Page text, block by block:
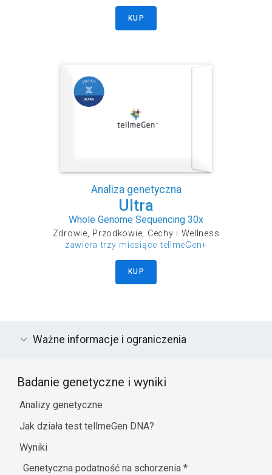
KUP
Analiza genetyczna
Ultra
Whole Genome Sequencing 30x
Zdrowie, Przodkowie, Cechy i Wellness
zawiera trzy miesiące tellmeGen+
KUP
Ważne informacje i ograniczenia
Badanie genetyczne i wyniki
Analizy genetyczne
Jak działa test tellmeGen DNA?
Wyniki
Genetyczna podatność na schorzenia*